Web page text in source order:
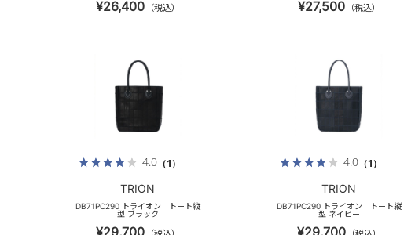
¥26,400 （税込） ¥27,500 （税込）
4.0（1）
TRION
DB71PC290 トライオン トート縦
型 ブラック
¥29,700
4.0（1）
TRION
DB71PC290 トライオン トート縦
型 ネイビー
¥29,700